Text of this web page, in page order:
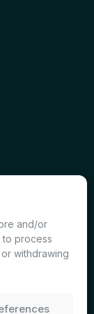
and/or
to process
withdrawing